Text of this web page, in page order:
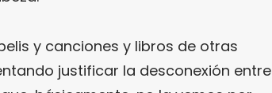
y canciones y libros de otras
justificar la desconexión entre